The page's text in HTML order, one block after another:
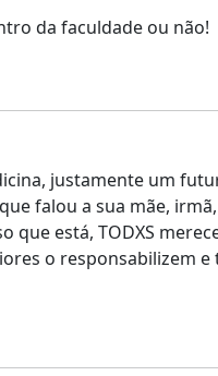
da faculdade ou não!
justamente um
falou a sua mãe,
está, TODXS
o responsabilizem